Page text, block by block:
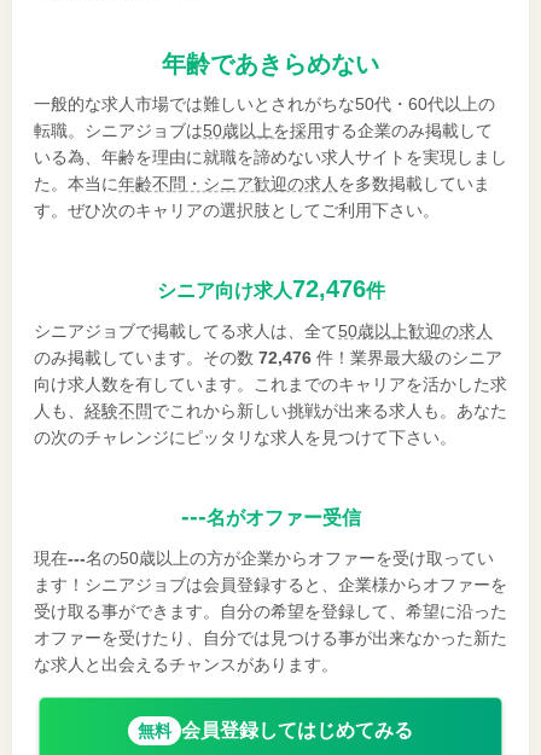
年齢であきらめない
一般的な求人市場では難しいとされがちな50代・60代以上の
転職。シニアジョブは50歳以上を採用する企業のみ掲載して
いる為、年齢を理由に就職を諦めない求人サイトを実現しまし
た。本当に年齢不問・シニア歓迎の求人 を多数掲載していま
す。ぜひ次のキャリアの選択肢としてご利用下さい。
シニア向け求人72,476件
シニアジョブで掲載してる求人は、全て50歳以上歓迎の求人
のみ掲載しています。その数 72,476 件！業界最大級のシニア
向け求人数を有しています。これまでのキャリアを活かした求
人も、 経験不問でこれから新しい挑戦が出来る求人も。あなた
の次のチャレンジにピッタリな求人を見つけて下さい。
---名がオファー受信
現在---名の50歳以上の方が企業からオファーを受け取ってい
ます！シニアジョブは会員登録すると、企業様からオファーを
受け取る事ができます。自分の希望を登録して、希望に沿った
オファーを受けたり、自分では見つける事が出来なかった新た
な求人と出会えるチャンスがあります。
無料 会員登録してはじめてみる